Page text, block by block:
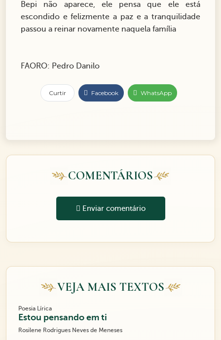
Bepi não aparece, ele pensa que ele está
escondido e felizmente a paz e a tranquilidade
passou a reinar novamente naquela família
FAORO: Pedro Danilo
Curtir Facebook WhatsApp
COMENTÁRIOS
Enviar comentário
VEJA MAIS TEXTOS
Poesia Lírica
Estou pensando em ti
Rosilene Rodrigues Neves de Meneses